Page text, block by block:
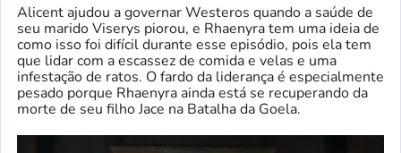
Alicent ajudou a governar Westeros quando a saúde de
seu marido Viserys piorou, e Rhaenyra tem uma ideia de
como isso foi difícil durante esse episódio, pois ela tem
que lidar com a escassez de comida e velas e uma
infestação de ratos. O fardo da liderança é especialmente
pesado porque Rhaenyra ainda está se recuperando da
morte de seu filho Jace na Batalha da Goela.